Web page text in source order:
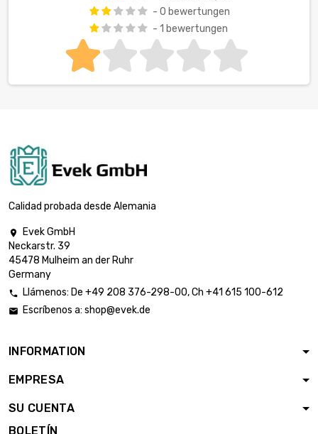
- 0 bewertungen
- 1 bewertungen
Calidad probada desde Alemania

Evek GmbH
Neckarstr. 39
45478 Mulheim an der Ruhr
Germany
 Llámenos: De +49 208 376-298-00, Ch +41 615 100-612
 Escríbenos a: shop@evek.de
INFORMATION
EMPRESA
SU CUENTA
BOLETÍN